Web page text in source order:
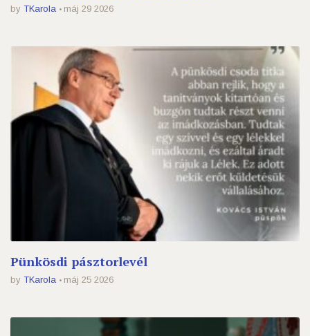
by TKarola máj 29 2026
Pünkösdi pásztorlevél
by TKarola máj 25 2026